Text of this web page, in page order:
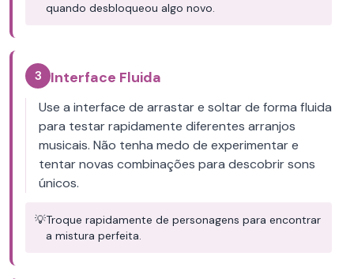
quando desbloqueou algo novo.
3 Interface Fluida
Use a interface de arrastar e soltar de forma fluida
para testar rapidamente diferentes arranjos
musicais. Não tenha medo de experimentar e
tentar novas combinações para descobrir sons
únicos.
💡Troque rapidamente de personagens para encontrar
a mistura perfeita.